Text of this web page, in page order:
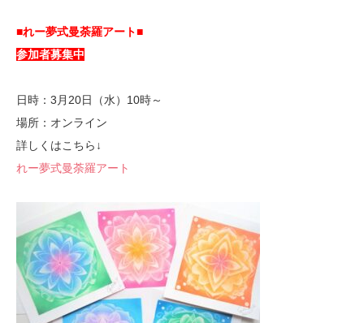
■れー夢式曼荼羅アート■
参加者募集中
日時：3月20日（水）10時～
場所：オンライン
詳しくはこちら↓
れー夢式曼荼羅アート